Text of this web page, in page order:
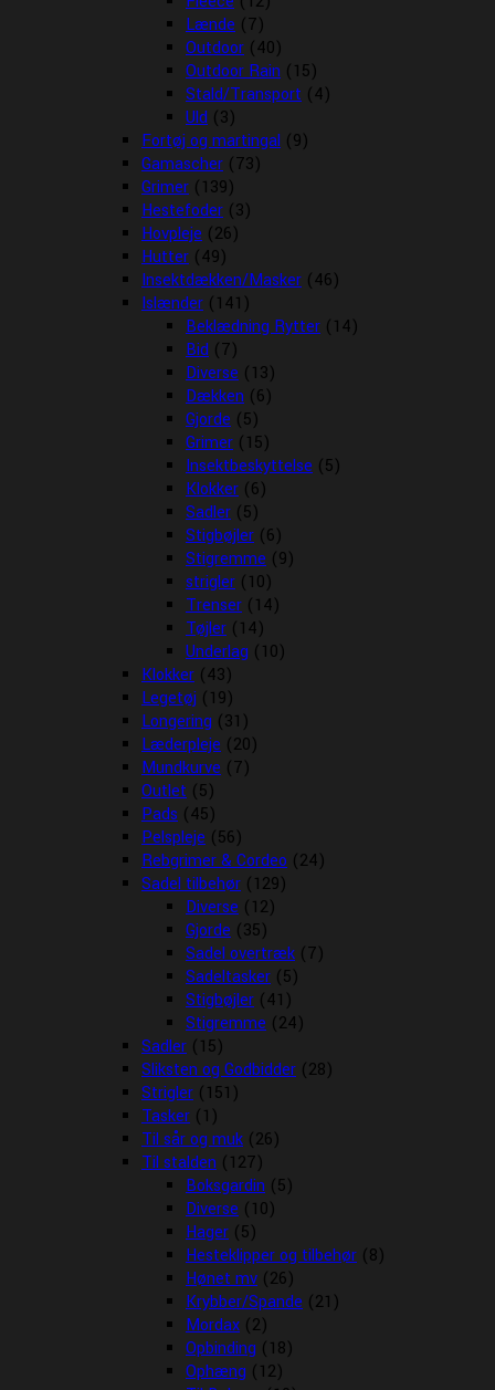
Lænde (7)
Outdoor (40)
Outdoor Rain (15)
Stald/Transport (4)
Uld (3)
Fortøj og martingal (9)
Gamascher (73)
Grimer (139)
Hestefoder (3)
Hovpleje (26)
Hutter (49)
Insektdækken/Masker (46)
Islænder (141)
Beklædning Rytter (14)
Bid (7)
Diverse (13)
Dækken (6)
Gjorde (5)
Grimer (15)
Insektbeskyttelse (5)
Klokker (6)
Sadler (5)
Stigbøjler (6)
Stigremme (9)
strigler (10)
Trenser (14)
Tøjler (14)
Underlag (10)
Klokker (43)
Legetøj (19)
Longering (31)
Læderpleje (20)
Mundkurve (7)
Outlet (5)
Pads (45)
Pelspleje (56)
Rebgrimer & Cordeo (24)
Sadel tilbehør (129)
Diverse (12)
Gjorde (35)
Sadel overtræk (7)
Sadeltasker (5)
Stigbøjler (41)
Stigremme (24)
Sadler (15)
Sliksten og Godbidder (28)
Strigler (151)
Tasker (1)
Til sår og muk (26)
Til stalden (127)
Boksgardin (5)
Diverse (10)
Hager (5)
Hesteklipper og tilbehør (8)
Hønet mv (26)
Krybber/Spande (21)
Mordax (2)
Opbinding (18)
Ophæng (12)